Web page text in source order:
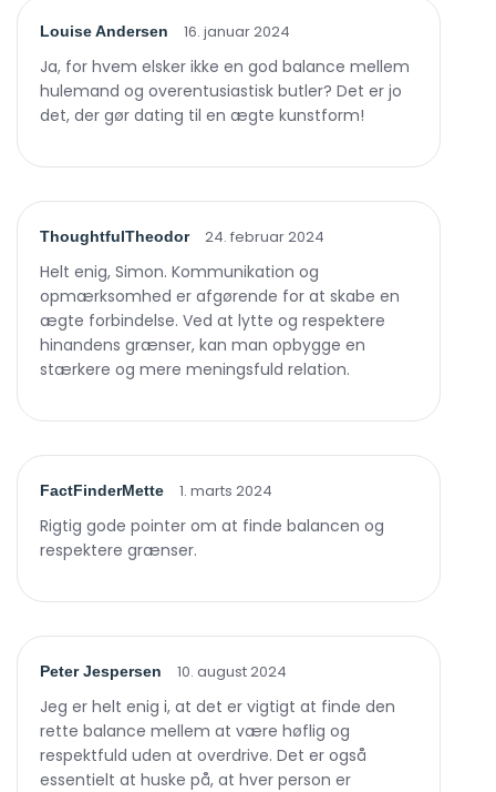
Louise Andersen 16. januar 2024
Ja, for hvem elsker ikke en god balance mellem
hulemand og overentusiastisk butler? Det er jo
det, der gør dating til en ægte kunstform!
ThoughtfulTheodor 24. februar 2024
Helt enig, Simon. Kommunikation og
opmærksomhed er afgørende for at skabe en
ægte forbindelse. Ved at lytte og respektere
hinandens grænser, kan man opbygge en
stærkere og mere meningsfuld relation.
FactFinderMette 1. marts 2024
Rigtig gode pointer om at finde balancen og
respektere grænser.
Peter Jespersen 10. august 2024
Jeg er helt enig i, at det er vigtigt at finde den
rette balance mellem at være høflig og
respektfuld uden at overdrive. Det er også
essentielt at huske på, at hver person er